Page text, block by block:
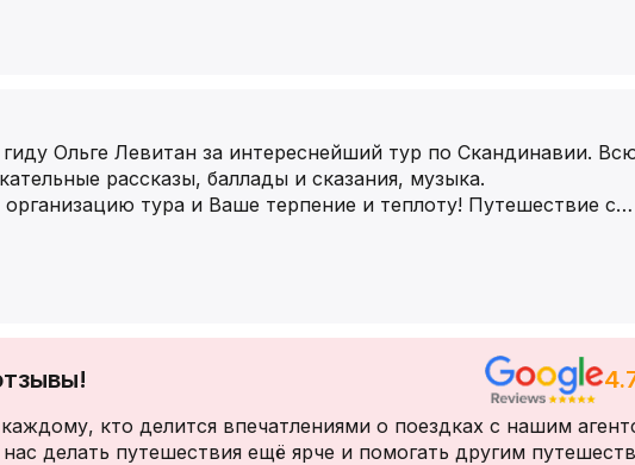
Ольге Левитан за интереснейший тур по Скандинавии.
рассказы, баллады и сказания, музыка.
тура и Ваше терпение и теплоту! Путешествие с…
кто делится впечатлениями о поездках с нашим
делать путешествия ещё ярче и помогать другим